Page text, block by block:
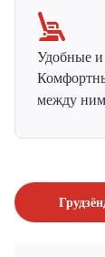
Удобные и
между